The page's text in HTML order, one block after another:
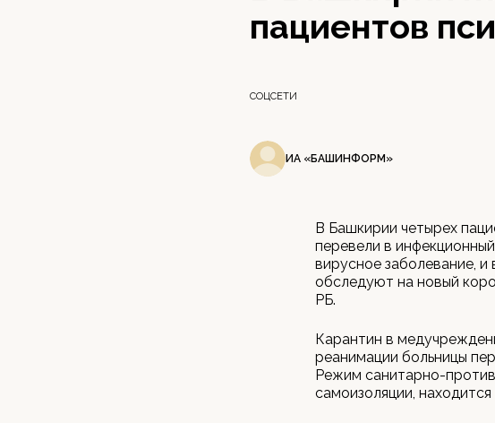
пациентов
СОЦСЕТИ
ИА «БАШИНФОРМ»
В Башкирии четырех
перевели в
вирусное заболевание,
обследуют на новый
РБ.
Карантин в
реанимации больницы
Режим санитарно-
самоизоляции,